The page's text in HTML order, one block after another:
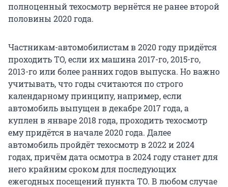
полноценный техосмотр вернётся не ранее второй
половины 2020 года.
Частникам-автомобилистам в 2020 году придётся
проходить ТО, если их машина 2017-го, 2015-го,
2013-го или более ранних годов выпуска. Но важно
учитывать, что годы считаются по строго
календарному принципу, например, если
автомобиль выпущен в декабре 2017 года, а
куплен в январе 2018 года, проходить техосмотр
ему придётся в начале 2020 года. Далее
автомобиль пройдёт техосмотр в 2022 и 2024
годах, причём дата осмотра в 2024 году станет для
него крайним сроком для последующих
ежегодных посещений пункта ТО. В любом случае